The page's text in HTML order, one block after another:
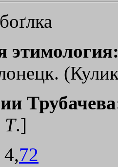
Т.]
4,72